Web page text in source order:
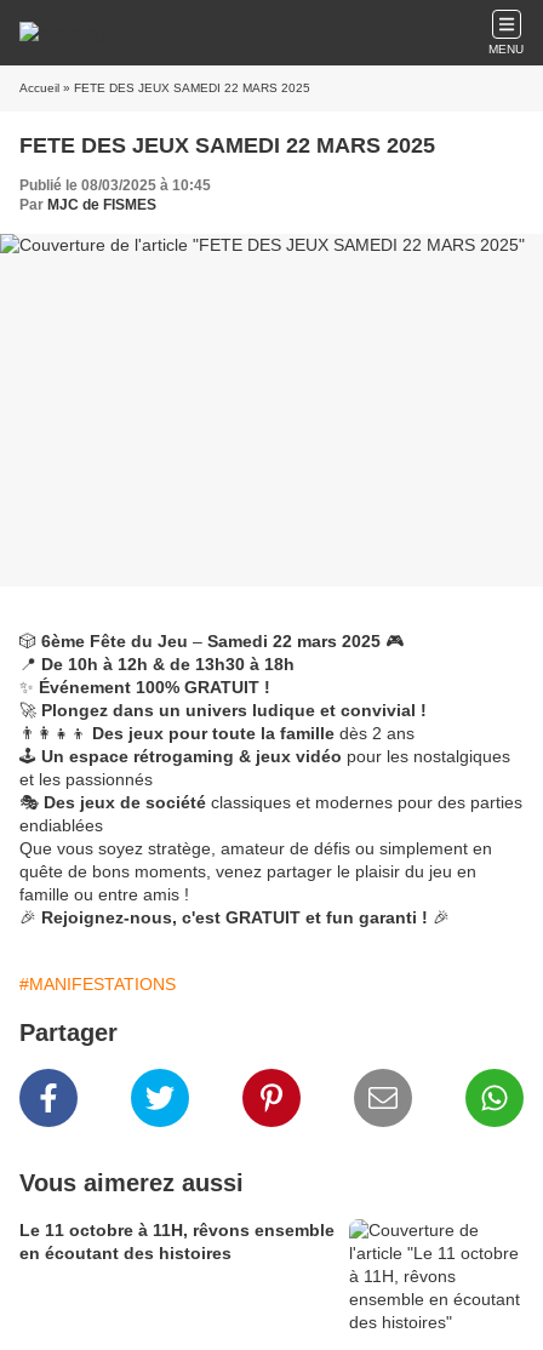
MENU
Accueil » FETE DES JEUX SAMEDI 22 MARS 2025
FETE DES JEUX SAMEDI 22 MARS 2025
Publié le 08/03/2025 à 10:45
Par MJC de FISMES
🎲 6ème Fête du Jeu – Samedi 22 mars 2025 🎮
📍 De 10h à 12h & de 13h30 à 18h
✨ Événement 100% GRATUIT !
🚀 Plongez dans un univers ludique et convivial !
👨‍👩‍👧‍👦 Des jeux pour toute la famille dès 2 ans
🕹 Un espace rétrogaming & jeux vidéo pour les nostalgiques
et les passionnés
🎭 Des jeux de société classiques et modernes pour des parties
endiablées
Que vous soyez stratège, amateur de défis ou simplement en
quête de bons moments, venez partager le plaisir du jeu en
famille ou entre amis !
🎉 Rejoignez-nous, c'est GRATUIT et fun garanti ! 🎉
#MANIFESTATIONS
Partager
Vous aimerez aussi
Le 11 octobre à 11H, rêvons ensemble
en écoutant des histoires